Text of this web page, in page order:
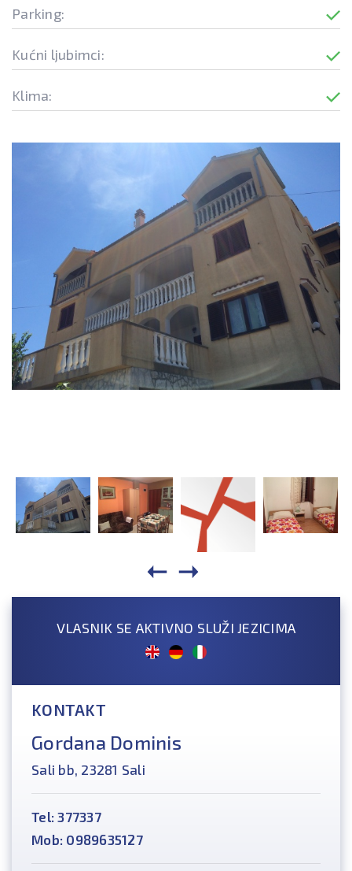
Parking:
Kućni ljubimci:
Klima:
VLASNIK SE AKTIVNO SLUŽI JEZICIMA
KONTAKT
Gordana Dominis
Sali bb, 23281 Sali
Tel: 377337
Mob: 0989635127